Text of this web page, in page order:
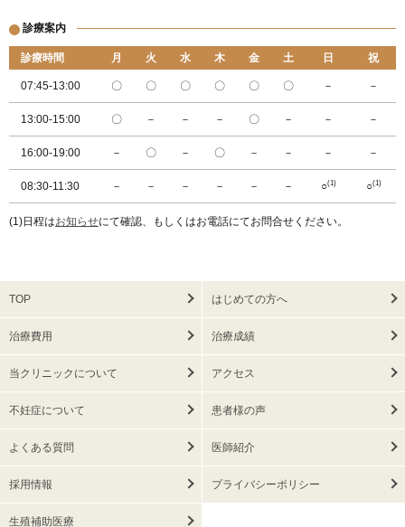
診療案内
診療時間 月 火 水 木 金 土 日 祝
07:45-13:00 〇 〇 〇 〇 〇 〇 － －
13:00-15:00 〇 － － － 〇 － － －
16:00-19:00 － 〇 － 〇 － － － －
08:30-11:30 － － － － － － ○(1) ○(1)
(1)日程はお知らせにて確認、もしくはお電話にてお問合せください。
TOP はじめての方へ
治療費用 治療成績
当クリニックについて アクセス
不妊症について 患者様の声
よくある質問 医師紹介
採用情報 プライバシーポリシー
生殖補助医療